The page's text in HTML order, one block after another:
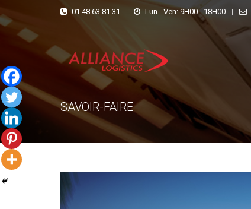
01 48 63 81 31 | Lun - Ven: 9H00 - 18H00 |
SAVOIR-FAIRE